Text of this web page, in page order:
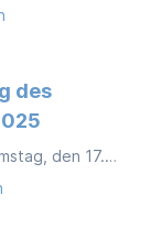
des
Auf dieser Seite veröffentlichen wir am Samstag, den 17.01.2026, regelmäßig den Umzugsstatus unseres Datacenters Dresden. Zwischen 05:00 und 16:00 Uhr werden alle betroffenen Dienste abgeschaltet und im Laufe des Tages wieder in Betrieb genommen.